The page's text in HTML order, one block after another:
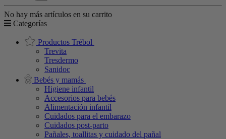
No hay más artículos en su carrito
Categorías
Productos Trébol
Trevita
Tresdermo
Sanidoc
Bebés y mamás
Higiene infantil
Accesorios para bebés
Alimentación infantil
Cuidados para el embarazo
Cuidados post-parto
Pañales, toallitas y cuidado del pañal